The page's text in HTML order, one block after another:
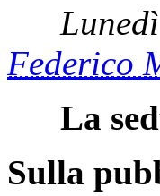
Federico
La
Sulla